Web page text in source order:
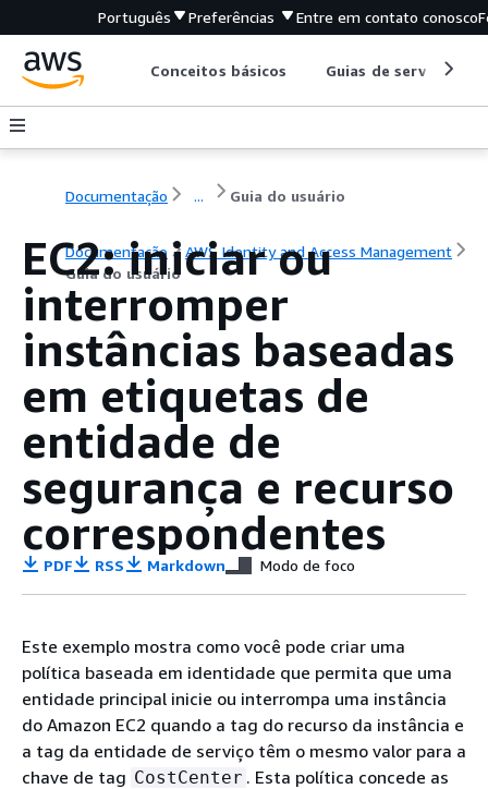
Português Preferências Entre em contato conosco
Conceitos básicos Guias de serviço
Documentação ... Guia do usuário
Documentação
AWS Identity and Access Management
Guia do usuário
EC2: iniciar ou
interromper
instâncias baseadas
em etiquetas de
entidade de
segurança e recurso
correspondentes
PDF RSS Markdown Modo de foco
Este exemplo mostra como você pode criar uma
política baseada em identidade que permita que uma
entidade principal inicie ou interrompa uma instância
do Amazon EC2 quando a tag do recurso da instância e
a tag da entidade de serviço têm o mesmo valor para a
chave de tag CostCenter . Esta política concede as